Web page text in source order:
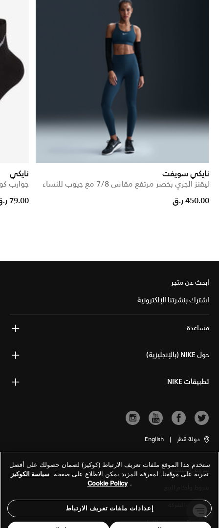
نايكي سويفت
ليقنز الجري بخصر مرتفع مقاس 7/8 مع جيوب للنساء
450.00 ر.ق
نايكي
جوارب
79.00 ر.ق
ابحث عن متجر
اشترك بنشرتنا الإلكترونية
مساعدة
حول NIKE (بالإنجليزية)
تطبيقات NIKE
دولة قطر |
English
شروط الاستخدام
معلومات الشركة
سياسة الخصوصية والكوكيز
ستخدم هذا الموقع ملفات تعريف الارتباط (كوكيز) لضمان حصولك على أفضل
تجربة على موقعنا. لمعرفة المزيد يمكن الاطلاع على صفحة سياسة الكوكيز
.
Cookie Policy
إعدادات ملفات تعريف الارتباط